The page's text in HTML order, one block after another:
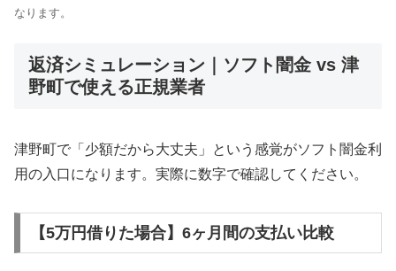
なります。
返済シミュレーション｜ソフト闇金 vs 津
野町で使える正規業者
津野町で「少額だから大丈夫」という感覚がソフト闇金利
用の入口になります。実際に数字で確認してください。
【5万円借りた場合】6ヶ月間の支払い比較